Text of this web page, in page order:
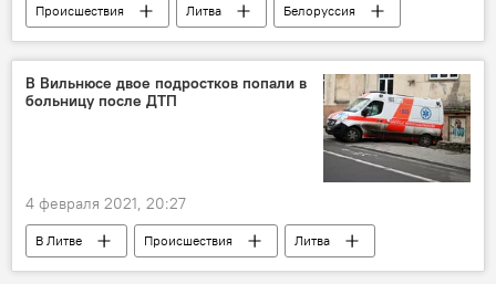
Происшествия Литва
Белоруссия
КПП "Мядининкай"
В Вильнюсе двое подростков попали в
больницу после ДТП
4 февраля 2021, 20:27
В Литве Происшествия
Литва
ДТП
Вильнюс